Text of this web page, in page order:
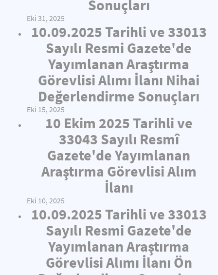
Sonuçları
Eki 31, 2025
10.09.2025 Tarihli ve 33013
Sayılı Resmi Gazete'de
Yayımlanan Araştırma
Görevlisi Alımı İlanı Nihai
Değerlendirme Sonuçları
Eki 15, 2025
10 Ekim 2025 Tarihli ve
33043 Sayılı Resmî
Gazete'de Yayımlanan
Araştırma Görevlisi Alım
İlanı
Eki 10, 2025
10.09.2025 Tarihli ve 33013
Sayılı Resmi Gazete'de
Yayımlanan Araştırma
Görevlisi Alımı İlanı Ön